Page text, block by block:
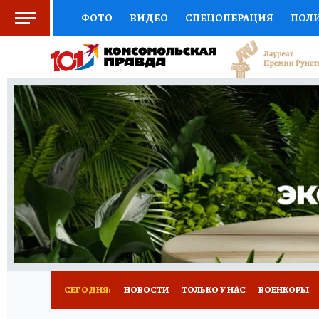
ФОТО ВИДЕО СПЕЦОПЕРАЦИЯ
СОЦПОДДЕРЖКА НАУКА СПОРТ
ВЫБОР ЭКСПЕРТОВ ДОКТОР
КНИЖНАЯ ПОЛКА ПРОГНОЗЫ НА СПОРТ
ПРЕСС-ЦЕНТР НЕДВИЖИМОСТЬ
РАДИО КП РЕКЛАМА ТЕСТЫ НОВОЕ
СЕГОДНЯ: НОВОСТИ ТОЛЬКО У НАС ВОЕНКОРЫ